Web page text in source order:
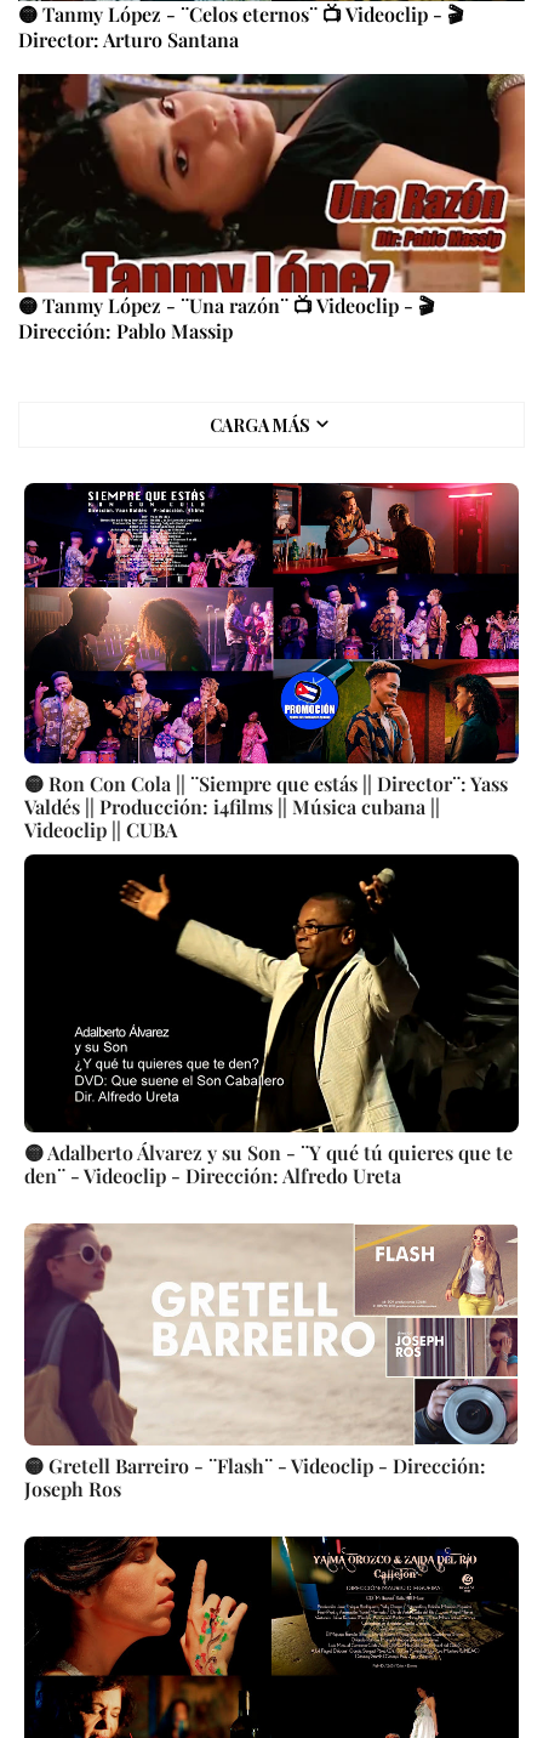
🟡 Tanmy López - ¨Celos eternos¨ 📺 Videoclip - 🎬
Director: Arturo Santana
🟡 Tanmy López - ¨Una razón¨ 📺 Videoclip - 🎬
Dirección: Pablo Massip
CARGA MÁS
🟡 Ron Con Cola || ¨Siempre que estás || Director¨: Yass
Valdés || Producción: i4films || Música cubana ||
Videoclip || CUBA
🟡 Adalberto Álvarez y su Son - ¨Y qué tú quieres que te
den¨ - Videoclip - Dirección: Alfredo Ureta
🟡 Gretell Barreiro - ¨Flash¨ - Videoclip - Dirección:
Joseph Ros